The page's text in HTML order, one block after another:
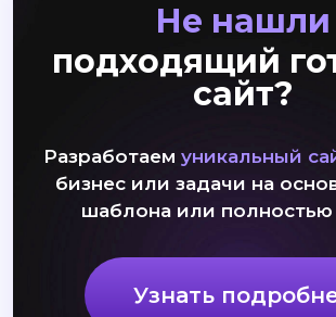
Не нашли
подходящий
сайт?
Разработаем уникальный
бизнес или задачи на
шаблона или полностью
Узнать